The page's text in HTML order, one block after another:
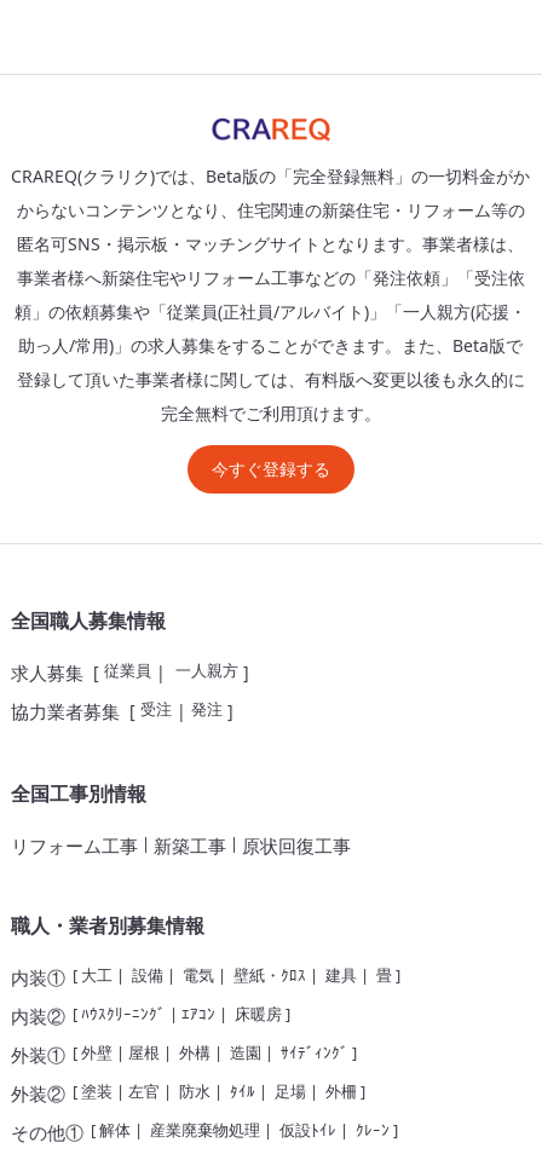
CRAREQ(クラリク)では、Beta版の「完全登録無料」の一切料金がか
からないコンテンツとなり、住宅関連の新築住宅・リフォーム等の
匿名可SNS・掲示板・マッチングサイトとなります。事業者様は、
事業者様へ新築住宅やリフォーム工事などの「発注依頼」「受注依
頼」の依頼募集や「従業員(正社員/アルバイト)」「一人親方(応援・
助っ人/常用)」の求人募集をすることができます。また、Beta版で
登録して頂いた事業者様に関しては、有料版へ変更以後も永久的に
完全無料でご利用頂けます。
今すぐ登録する
全国職人募集情報
求人募集[ 従業員| 一人親方]
協力業者募集[ 受注| 発注]
全国工事別情報
リフォーム工事| 新築工事| 原状回復工事
職人・業者別募集情報
内装①[ 大工| 設備| 電気| 壁紙・ｸﾛｽ | 建具| 畳]
内装②[ﾊｳｽｸﾘｰﾆﾝｸﾞ | ｴｱｺﾝ | 床暖房]
外装①[外壁| 屋根 | 外構| 造園 | ｻｲﾃﾞｨﾝｸﾞ ]
外装②[塗装 | 左官 | 防水| ﾀｲﾙ | 足場| 外柵 ]
その他①[解体| 産業廃棄物処理 | 仮設ﾄｲﾚ | ｸﾚｰﾝ ]